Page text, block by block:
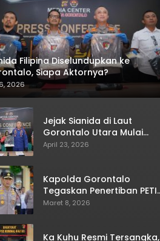
Filipina Diselundupkan ke
Siapa Aktornya?
2026
Jejak Sianida di Laut
Gorontalo Utara Mulai
Terkuak
April 23, 2026
Kapolda Gorontalo
Tegaskan Penertiban PETI
Terus Berjalan
Maret 8, 2026
Ka Kuhu Resmi Tersangka,